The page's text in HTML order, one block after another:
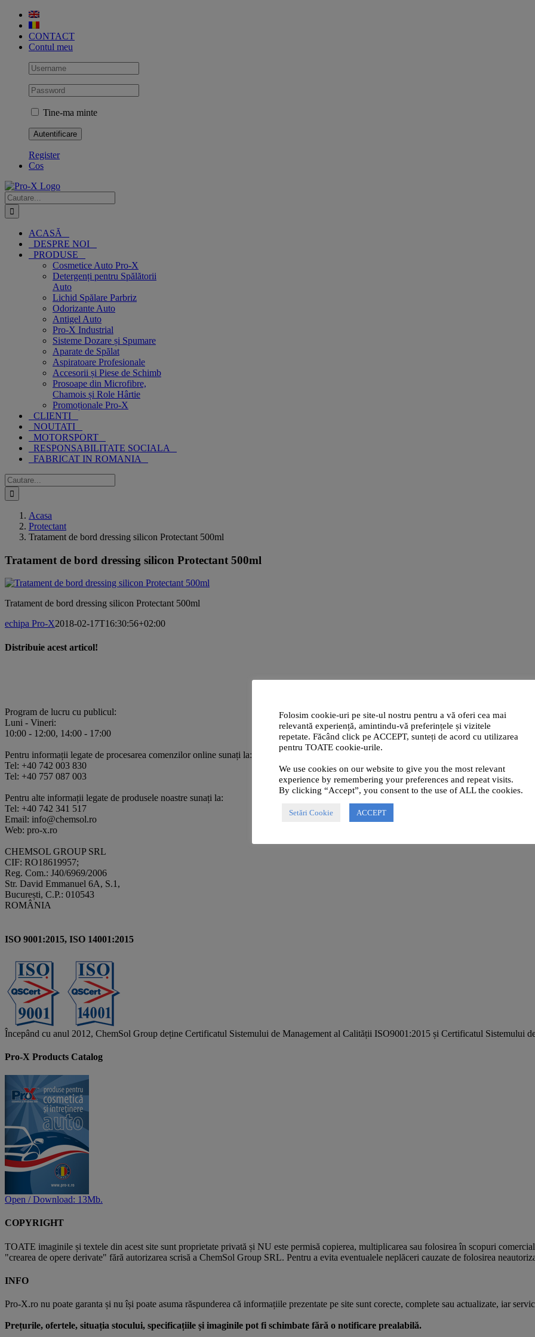
Skip
contentCONTACT
Contul meu
Tine-ma minte
Register
Cos
Cautare...
ACASĂ
DESPRE NOI
PRODUSE
Cosmetice Auto Pro-X
Detergenți pentru Spălătorii
Auto
Lichid Spălare Parbriz
Odorizante Auto
Antigel Auto
Pro-X Industrial
Sisteme Dozare și Spumare
Aparate de Spălat
Aspiratoare Profesionale
Accesorii și Piese de Schimb
Prosoape din Microfibre,
Chamois și Role Hârtie
Promoționale Pro-X
CLIENTI
NOUTATI
MOTORSPORT
RESPONSABILITATE SOCIALA
FABRICAT IN ROMANIA
Cautare...
Acasa
Protectant
Tratament de bord dressing silicon Protectant 500ml
Tratament de bord dressing silicon Protectant 500ml
Tratament de bord dressing silicon Protectant 500ml
echipa Pro-X2018-02-17T16:30:56+02:00
Distribuie acest articol!
Program de lucru cu publicul:
Luni - Vineri:
10:00 - 12:00, 14:00 - 17:00
Pentru informații legate de procesarea comenzilor online sunați la:
Tel: +40 742 003 830
Tel: +40 757 087 003
Pentru alte informații legate de produsele noastre sunați la:
Tel: +40 742 341 517
Email: info@chemsol.ro
Web: pro-x.ro
CHEMSOL GROUP SRL
CIF: RO18619957;
Reg. Com.: J40/6969/2006
Str. David Emmanuel 6A, S.1,
București, C.P.: 010543
ROMÂNIA
ISO 9001:2015, ISO 14001:2015
Începând cu anul 2012, ChemSol Group deține Certificatul Sistemului de Management al Calității ISO9001:2015 și Certificatul Sistemului
Pro-X Products Catalog
Open / Download: 13Mb.
COPYRIGHT
TOATE imaginile și textele din acest site sunt proprietate privată și NU este permisă copierea, multiplicarea sau folosirea în scopuri
"crearea de opere derivate" fără autorizarea scrisă a ChemSol Group SRL. Pentru a evita eventualele neplăceri cauzate de folosirea
INFO
Pro-X.ro nu poate garanta și nu își poate asuma răspunderea că informațiile prezentate pe site sunt corecte, complete sau actualizate, iar
Prețurile, ofertele, situația stocului, specificațiile și imaginile pot fi schimbate fără o notificare prealabilă.
Folosim cookie-uri pe site-ul nostru pentru a vă oferi cea mai
relevantă experiență, amintindu-vă preferințele și vizitele
repetate. Făcând click pe ACCEPT, sunteți de acord cu utilizarea
pentru TOATE cookie-urile.
We use cookies on our website to give you the most relevant
experience by remembering your preferences and repeat visits.
By clicking “Accept”, you consent to the use of ALL the cookies.
Setări Cookie ACCEPT